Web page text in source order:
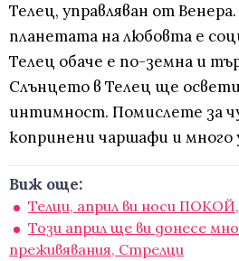
Телец, управляван от
планетата на любовта е
Телец обаче е по-земна и
Слънцето в Телец ще
интимност. Помислете за
копринени чаршафи и много
Виж още:
Телци, април ви носи
Този април ще ви донесе
преживявания, Стрелци